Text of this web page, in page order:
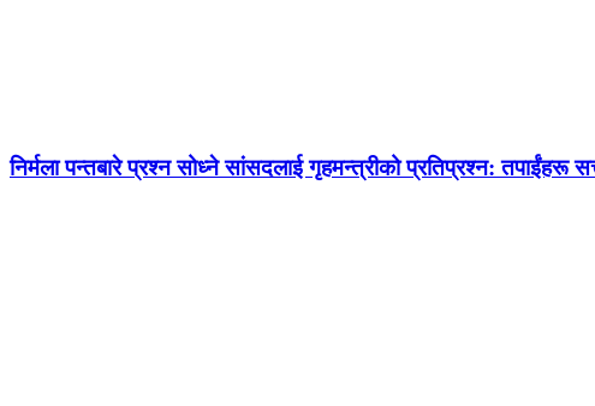
निर्मला पन्तबारे प्रश्न सोध्ने सांसदलाई गृहमन्त्रीको प्रतिप्रश्न: तपाईंहरू